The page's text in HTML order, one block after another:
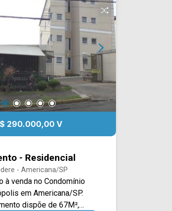
290.000,00 V
- Residencial
- Americana/SP
à venda no Condomínio
em Americana/SP.
dispõe de 67M²,